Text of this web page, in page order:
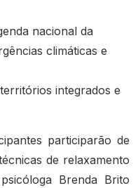
nacional da
climáticas e
integrados e
participarão de
de relaxamento
Brenda Brito